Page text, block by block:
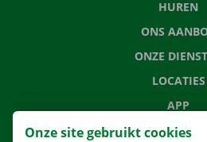
HUREN
ONS
ONZE
LOCATIES
APP
Onze site gebruikt cookies